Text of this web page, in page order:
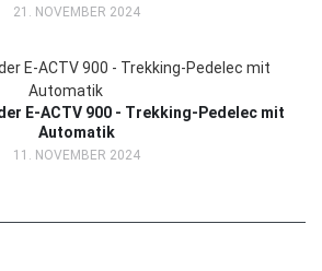
21. NOVEMBER 2024
E-ACTV 900 - Trekking-Pedelec mit
Automatik
11. NOVEMBER 2024